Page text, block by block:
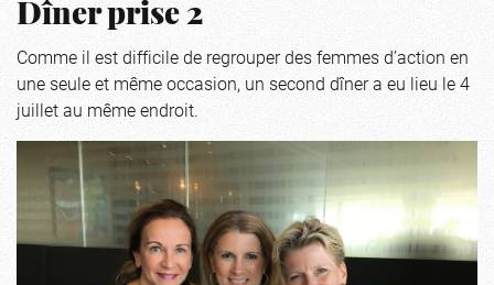
Dîner prise 2
Comme il est difficile de regrouper des femmes d’action en
une seule et même occasion, un second dîner a eu lieu le 4
juillet au même endroit.